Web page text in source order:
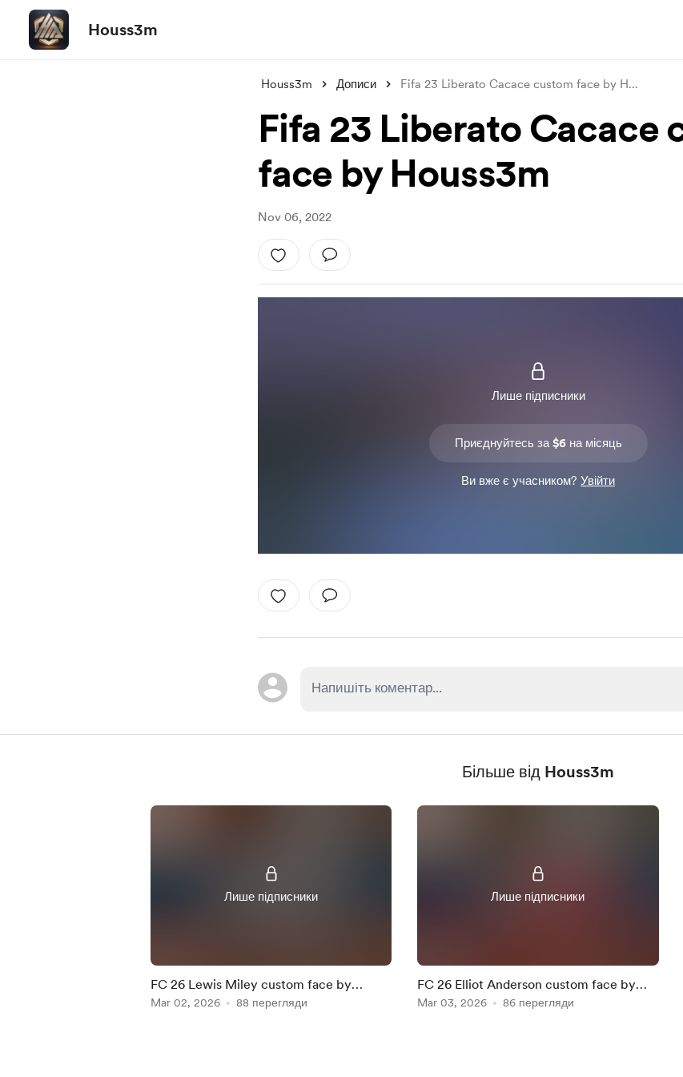
Houss3m
Houss3m Дописи Fifa 23 Liberato Cacace custom face by H...
Fifa 23 Liberato Cacace
face by Houss3m
Nov 06, 2022
Лише підписники
Приєднуйтесь за $6 на місяць
Ви вже є учасником? Увійти
Більше від Houss3m
Лише підписники
FC 26 Lewis Miley custom face by
Houss3m
Mar 02, 2026 88 перегляди
Лише підписники
FC 26 Elliot Anderson custom face by
Houss3m
Mar 03, 2026 86 перегляди